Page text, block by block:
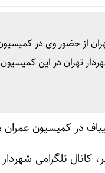
تهران از حضور وی در
تهران در این
کانال تلگرامی